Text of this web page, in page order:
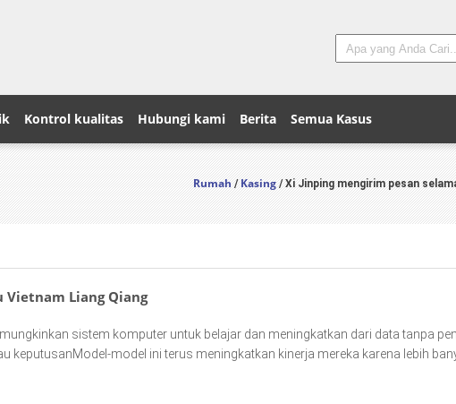
Kontrol kualitas Hubungi kami Berita Semua Kasus
Rumah /Kasing/ Xi Jinping mengirim pesan
Vietnam Liang Qiang
sistem komputer untuk belajar dan meningkatkan dari data tanpa
model ini terus meningkatkan kinerja mereka karena lebih